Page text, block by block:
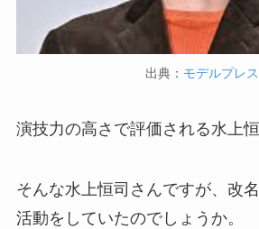
出典： モデルプレス
演技力の高さで評価される水上恒
そんな水上恒司さんですが、改
活動をしていたのでしょうか。